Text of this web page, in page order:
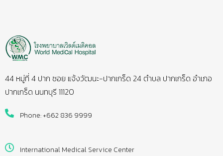
44 หมู่ที่ 4 ปาก ซอย แจ้งวัฒนะ-ปากเกร็ด 24 ตำบล ปากเกร็ด อำเภอ
ปากเกร็ด นนทบุรี 11120
Phone: +662 836 9999
International Medical Service Center